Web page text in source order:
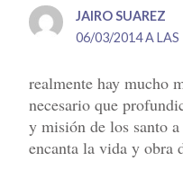
JAIRO SUAREZ
06/03/2014 A LAS
realmente hay mucho
necesario que
y misión de los santo
encanta la vida y obra